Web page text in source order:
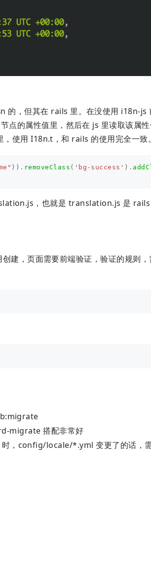
的，但其在 rails 里。在没使用 i18n-js
点的属性值里，然后在 js 里读取该属
，使用 I18n.t，和 rails 的使用完全一致
)). removeClass ( 'bg-success' ).
，也就是 translation.js 是
建，页面需要前端验证，验证的规则
migrate 搭配非常好
，config/locale/*.yml 变更了的话，